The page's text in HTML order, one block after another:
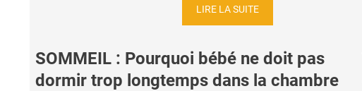
LIRE LA SUITE
SOMMEIL : Pourquoi bébé ne doit pas
dormir trop longtemps dans la chambre